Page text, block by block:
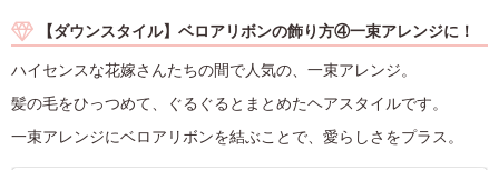
【ダウンスタイル】ベロアリボンの飾り方④一束アレンジに！
ハイセンスな花嫁さんたちの間で人気の、一束アレンジ。
髪の毛をひっつめて、ぐるぐるとまとめたヘアスタイルです。
一束アレンジにベロアリボンを結ぶことで、愛らしさをプラス。